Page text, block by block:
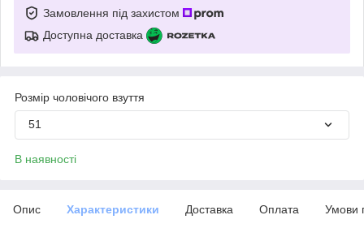
Замовлення під захистом
Доступна доставка
Розмір чоловічого взуття
51
В наявності
Опис Характеристики Доставка Оплата Умови